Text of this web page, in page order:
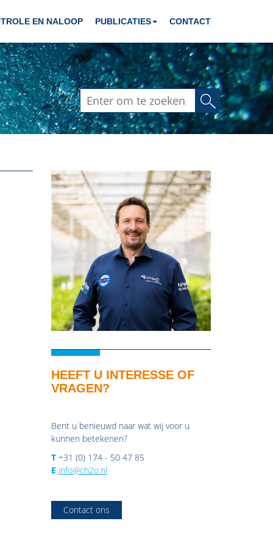
EN NALOOP PUBLICATIES CONTACT
Zoeken
HEEFT U INTERESSE OF
VRAGEN?
Bent u benieuwd naar wat wij voor u
kunnen betekenen?
T+31 (0) 174 - 50 47 85
E info@ch2o.nl
Contact ons